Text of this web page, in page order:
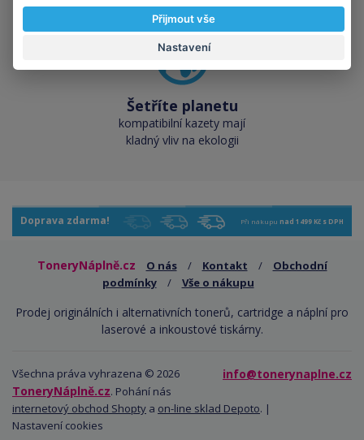
Šetříte planetu
kompatibilní kazety mají
kladný vliv na ekologii
Doprava zdarma! Při nákupu nad 1499 Kč s DPH
ToneryNáplně.cz O nás / Kontakt /
Obchodní
podmínky
/ Vše o nákupu
Prodej originálních i alternativních tonerů, cartridge a náplní pro
laserové a inkoustové tiskárny.
info@tonerynaplne.cz
Všechna práva vyhrazena © 2026
ToneryNáplně.cz. Pohání nás
internetový obchod Shopty a on-line sklad Depoto. |
Nastavení cookies
Přijmout vše
Nastavení